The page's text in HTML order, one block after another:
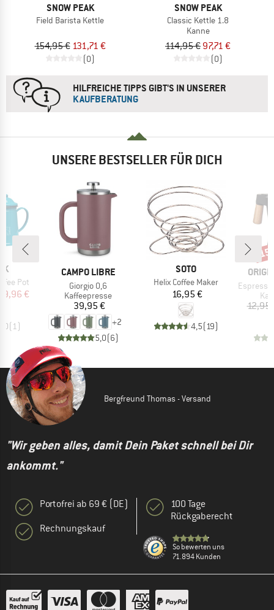
SNOW PEAK
Field Barista Kettle
154,95 € 131,71 €
(0)
SNOW PEAK
Classic Kettle 1.8
Kanne
114,95 € 97,71 €
(0)
HILFREICHE TIPPS GIBT'S IN UNSERER
KAUFBERATUNG
UNSERE BESTSELLER FÜR DICH
Pot
Preis
€
(1)
MARKE
CAMPO LIBRE
Artikel
Giorgio 0,6
Produktgruppe
Kaffeepresse
Preis
39,95 €
+2
5,0(6)
MARKE
SOTO
Artikel
Helix Coffee Maker
Preis
16,95 €
4,5(19)
Artikel
Espresso
12,95
Bergfreund Thomas - Versand
"Wir geben alles, damit Dein Paket schnell bei Dir
ankommt."
Portofrei ab 69 € (DE)
Rechnungskauf
100 Tage
Rückgaberecht
So bewerten uns
71.894 Kunden